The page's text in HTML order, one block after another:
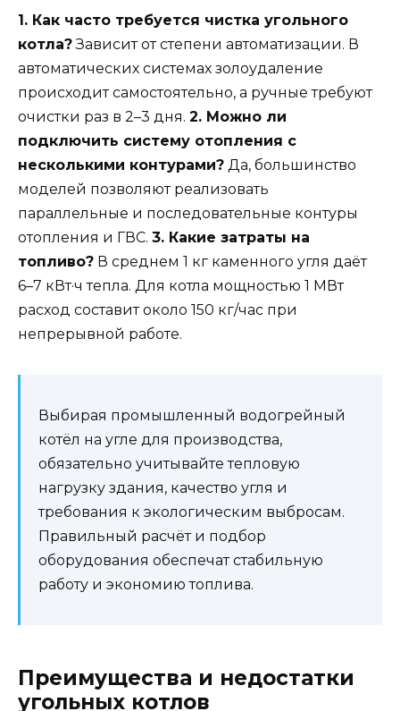
1. Как часто требуется чистка угольного
котла?Зависит от степени автоматизации. В
автоматических системах золоудаление
происходит самостоятельно, а ручные требуют
очистки раз в 2–3 дня. 2. Можно ли
подключить систему отопления с
несколькими контурами? Да, большинство
моделей позволяют реализовать
параллельные и последовательные контуры
отопления и ГВС. 3. Какие затраты на
топливо? В среднем 1 кг каменного угля даёт
6–7 кВт·ч тепла. Для котла мощностью 1 МВт
расход составит около 150 кг/час при
непрерывной работе.
Выбирая промышленный водогрейный
котёл на угле для производства,
обязательно учитывайте тепловую
нагрузку здания, качество угля и
требования к экологическим выбросам.
Правильный расчёт и подбор
оборудования обеспечат стабильную
работу и экономию топлива.
Преимущества и недостатки
угольных котлов